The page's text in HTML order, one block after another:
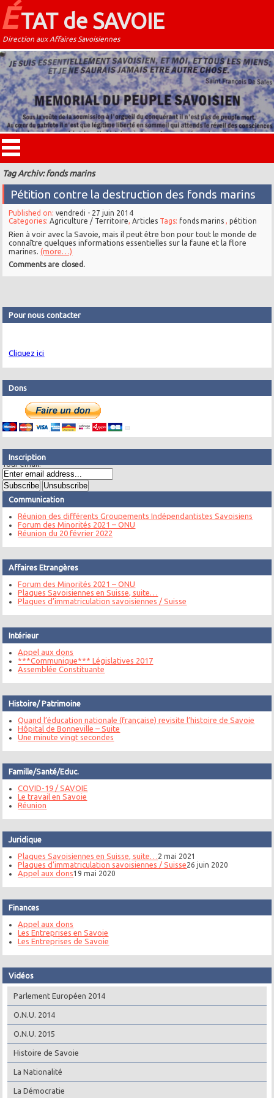
ÉTAT de SAVOIE
Direction aux Affaires Savoisiennes
Tag Archiv: fonds marins
Pétition contre la destruction des fonds marins
Published on:vendredi - 27 juin 2014
Categories:Agriculture / Territoire,Articles Tags:fonds marins ,pétition
Rien à voir avec la Savoie, mais il peut être bon pour tout le monde de
connaître quelques informations essentielles sur la faune et la flore
marines.(more…)
Comments are closed.
Pour nous contacter
Cliquez ici
Dons
Inscription
Your email:
Communication
Réunion des différents Groupements Indépendantistes Savoisiens
Forum des Minorités 2021 – ONU
Réunion du 20 février 2022
Affaires Etrangères
Forum des Minorités 2021 – ONU
Plaques Savoisiennes en Suisse, suite…
Plaques d’immatriculation savoisiennes / Suisse
Intérieur
Appel aux dons
***Communique*** Législatives 2017
Assemblée Constituante
Histoire/ Patrimoine
Quand l’éducation nationale (française) revisite l’histoire de Savoie
Hôpital de Bonneville – Suite
Une minute vingt secondes
Famille/Santé/Educ.
COVID-19 / SAVOIE
Le travail en Savoie
Réunion
Juridique
Plaques Savoisiennes en Suisse, suite… 2 mai 2021
Plaques d’immatriculation savoisiennes / Suisse26 juin 2020
Appel aux dons19 mai 2020
Finances
Appel aux dons
Les Entreprises en Savoie
Les Entreprises de Savoie
Vidéos
Parlement Européen 2014
O.N.U. 2014
O.N.U. 2015
Histoire de Savoie
La Nationalité
La Démocratie